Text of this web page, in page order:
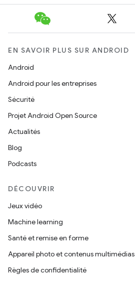
EN SAVOIR PLUS SUR ANDROID
Android
Android pour les entreprises
Sécurité
Projet Android Open Source
Actualités
Blog
Podcasts
DÉCOUVRIR
Jeux vidéo
Machine learning
Santé et remise en forme
Appareil photo et contenus multimédias
Règles de confidentialité